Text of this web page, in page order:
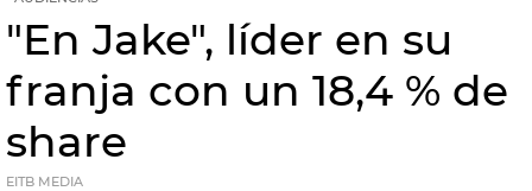
"En Jake", líder en su
franja con un 18,4 % de
share
EITB MEDIA